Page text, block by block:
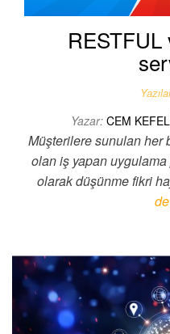
RESTFUL
Yazar: CEM
Müşterilere sunulan her
olan iş yapan uygulama
olarak düşünme fikri